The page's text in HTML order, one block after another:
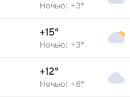
Ночью: +3°
+15°
Ночью: +3°
+12°
Ночью: +6°